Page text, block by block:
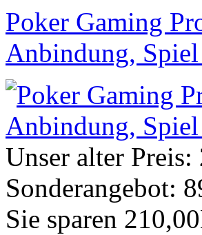
Poker Gaming
Anbindung,
Unser alter Preis:
Sonderangebot:
Sie sparen